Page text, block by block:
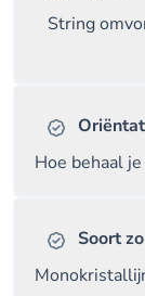
String
Hoe behaal
Soort